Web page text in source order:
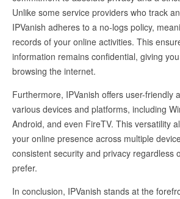
Unlike some service providers who track
IPVanish adheres to a no-logs policy,
records of your online activities. This
information remains confidential, giving
browsing the internet.
Furthermore, IPVanish offers user-friendly
various devices and platforms, including
Android, and even FireTV. This versatility
your online presence across multiple
consistent security and privacy regardless
prefer.
In conclusion, IPVanish stands at the